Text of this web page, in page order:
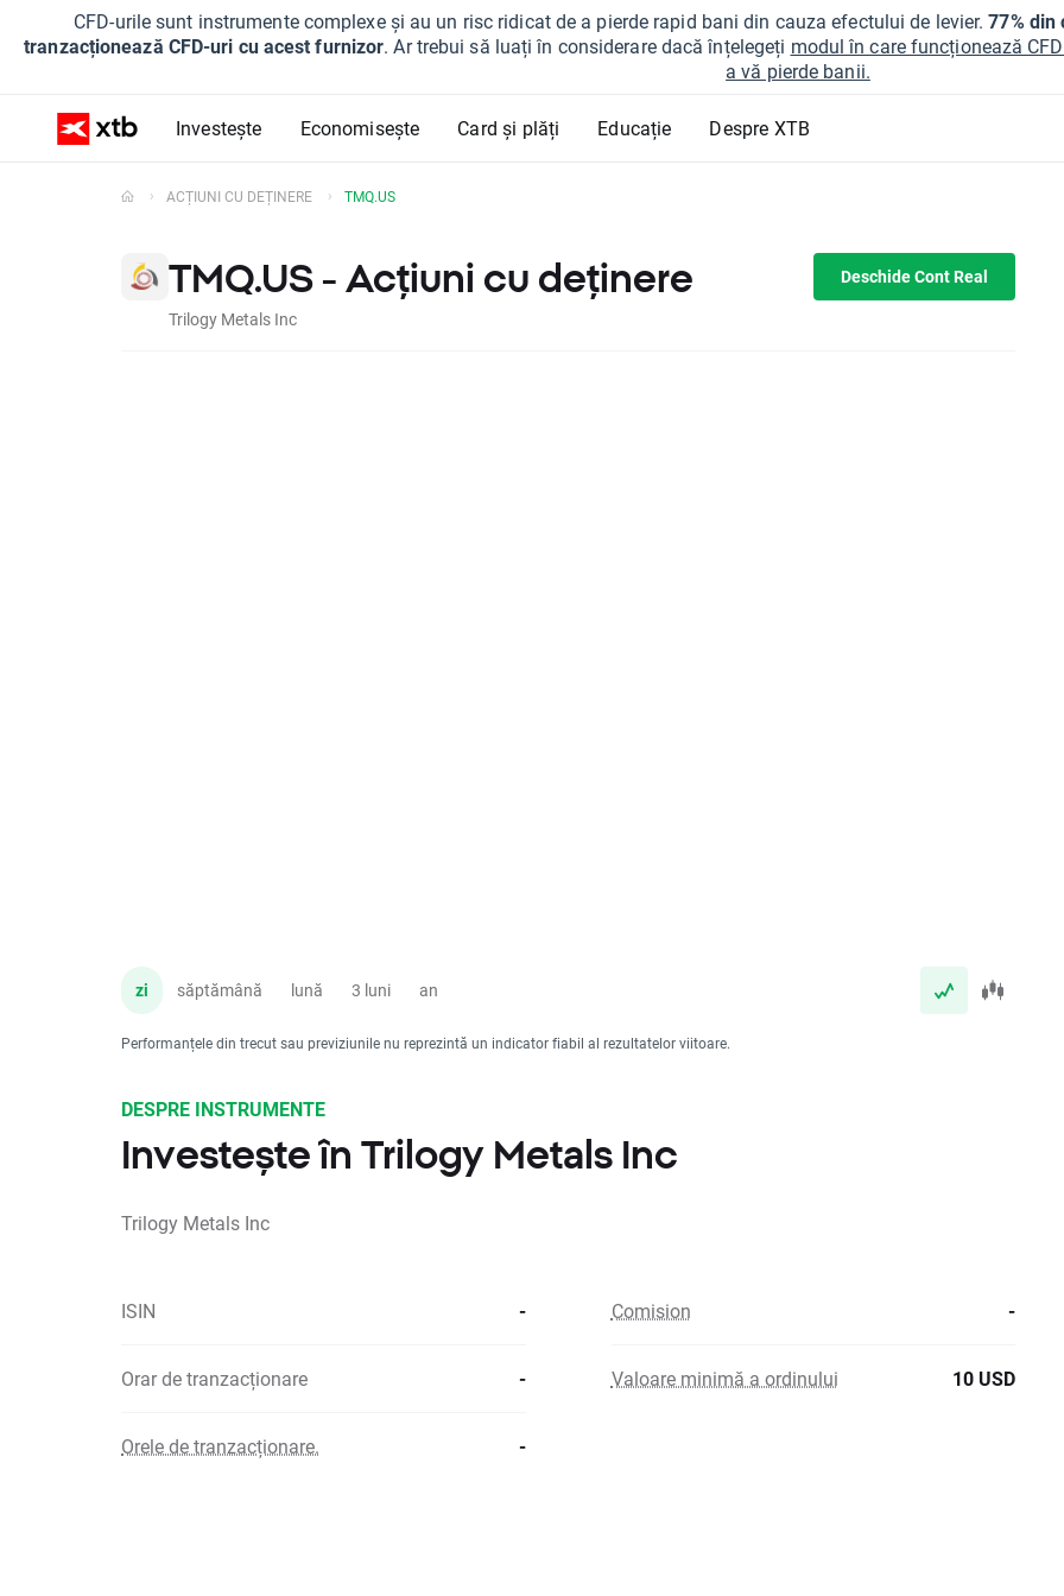
CFD-urile sunt instrumente complexe și au un risc ridicat de a pierde rapid bani din cauza efectului de levier.77%
tranzacționează CFD-uri cu acest furnizor. Ar trebui să luați în considerare dacă înțelegeți modul în care funcționează
a vă pierde banii.
Investește Economisește Card și plăți Educație Despre XTB
ACȚIUNI CU DEȚINERE TMQ.US
TMQ.US - Acțiuni cu deținere
Trilogy Metals Inc
Deschide Cont Real
zi săptămână lună 3 luni an
Performanțele din trecut sau previziunile nu reprezintă un indicator fiabil al rezultatelor viitoare.
DESPRE INSTRUMENTE
Investește în Trilogy Metals Inc
Trilogy Metals Inc
ISIN - Comision -
Orar de tranzacționare - Valoare minimă a ordinului 10 USD
Orele de tranzacționare. -